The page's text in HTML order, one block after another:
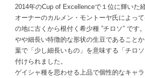
2014年のCup of Excellenceで１位に輝いた
オーナーのカルメン・モントーヤ氏によっ
の地に古くから根付く希少種 ”チロソ” です。
やや細長い特徴的な形状の生豆であること
葉で「少し細長いもの」を意味する「チロ
付けられました。
ゲイシャ種を思わせる上品で個性的なキャ